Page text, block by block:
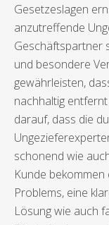
Gesetzeslagen
anzutreffende
Geschäftspartner
und besondere
gewährleisten,
nachhaltig
darauf, dass die
schonend wie
Kunde
Problems, eine
Lösung wie auch